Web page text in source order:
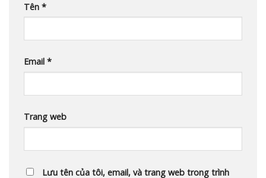
Tên *
Email *
Trang web
Lưu tên của tôi, email, và trang web trong trình